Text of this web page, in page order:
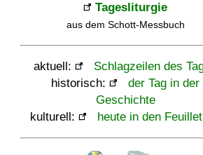
Tagesliturgie
aus dem Schott-Messbuch
aktuell:
Schlagzeilen des
historisch:
der Tag in der
Geschichte
kulturell:
heute in den